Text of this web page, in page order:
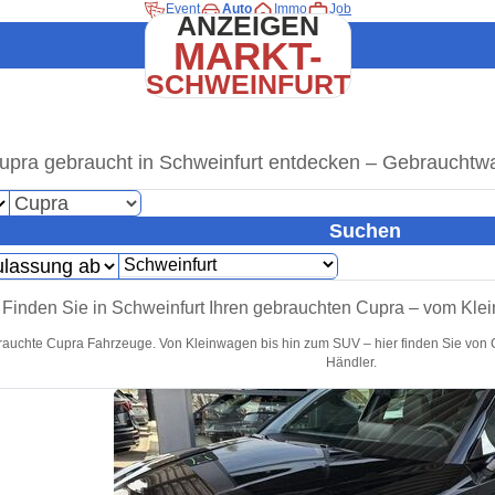
Event Auto Immo Job
ANZEIGEN
MARKT-
SCHWEINFURT
gebraucht in Schweinfurt entdecken –
Suchen
Finden Sie in Schweinfurt Ihren gebrauchten Cupra – vom
Cupra Fahrzeuge. Von Kleinwagen bis hin zum SUV – hier finden Sie
Händler.